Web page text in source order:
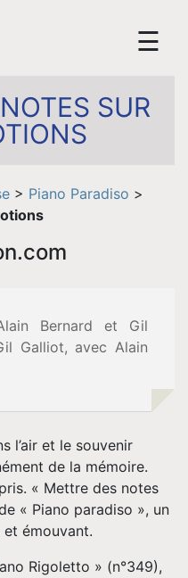
☰
SUR
> Piano Paradiso >
Bernard et Gil
Galliot, avec Alain
l’air et le souvenir
de la mémoire.
« Mettre des notes
« Piano paradiso », un
émouvant.
Rigoletto » (n°349),